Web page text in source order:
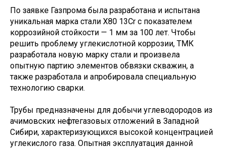
По заявке Газпрома была разработана и испытана
уникальная марка стали Х80 13Cr с показателем
коррозийной стойкости — 1 мм за 100 лет. Чтобы
решить проблему углекислотной коррозии, ТМК
разработала новую марку стали и произвела
опытную партию элементов обвязки скважин, а
также разработала и апробировала специальную
технологию сварки.
Трубы предназначены для добычи углеводородов из
ачимовских нефтегазовых отложений в Западной
Сибири, характеризующихся высокой концентрацией
углекислого газа. Опытная эксплуатация данной